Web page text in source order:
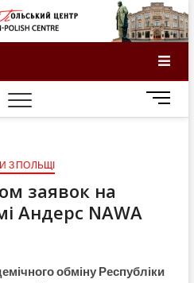
M
e
З ПОЛЬЩІ
заявок на
Андерс NAWA
огообміну Республіки